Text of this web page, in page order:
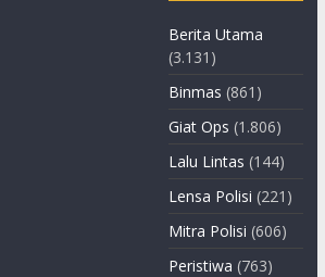
Berita Utama
(3.131)
Binmas (861)
Giat Ops (1.806)
Lalu Lintas (144)
Lensa Polisi (221)
Mitra Polisi (606)
Peristiwa (763)